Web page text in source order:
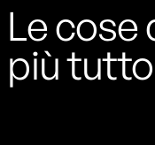
Le cose
più